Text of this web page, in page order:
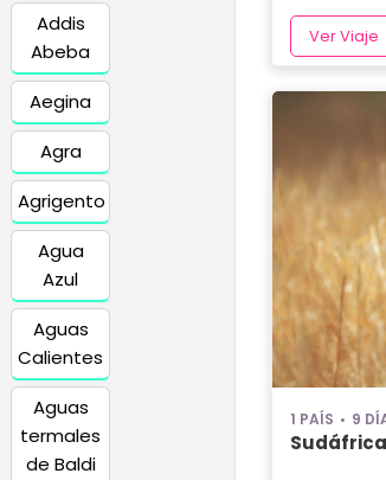
Addis
Abeba
Aegina
Agra
Agrigento
Agua
Azul
Aguas
Calientes
Aguas
termales
de Baldi
Ver Viaje
1 PAÍS 9